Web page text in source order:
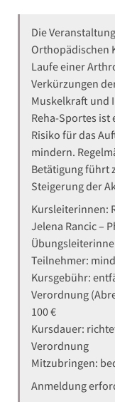
Die
Orthopädischen
Laufe einer
Verkürzungen
Muskelkraft und
Reha-Sportes ist
Risiko für das
mindern.
Betätigung führt
Steigerung der
Kursleiterinnen:
Jelena Rancic –
Teilnehmer:
Kursgebühr:
Verordnung
100 €
Kursdauer:
Verordnung
Mitzubringen:
Anmeldung